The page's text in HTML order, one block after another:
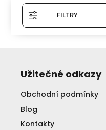
FILTRY
Užitečné odkazy
Obchodní podmínky
Blog
Kontakty